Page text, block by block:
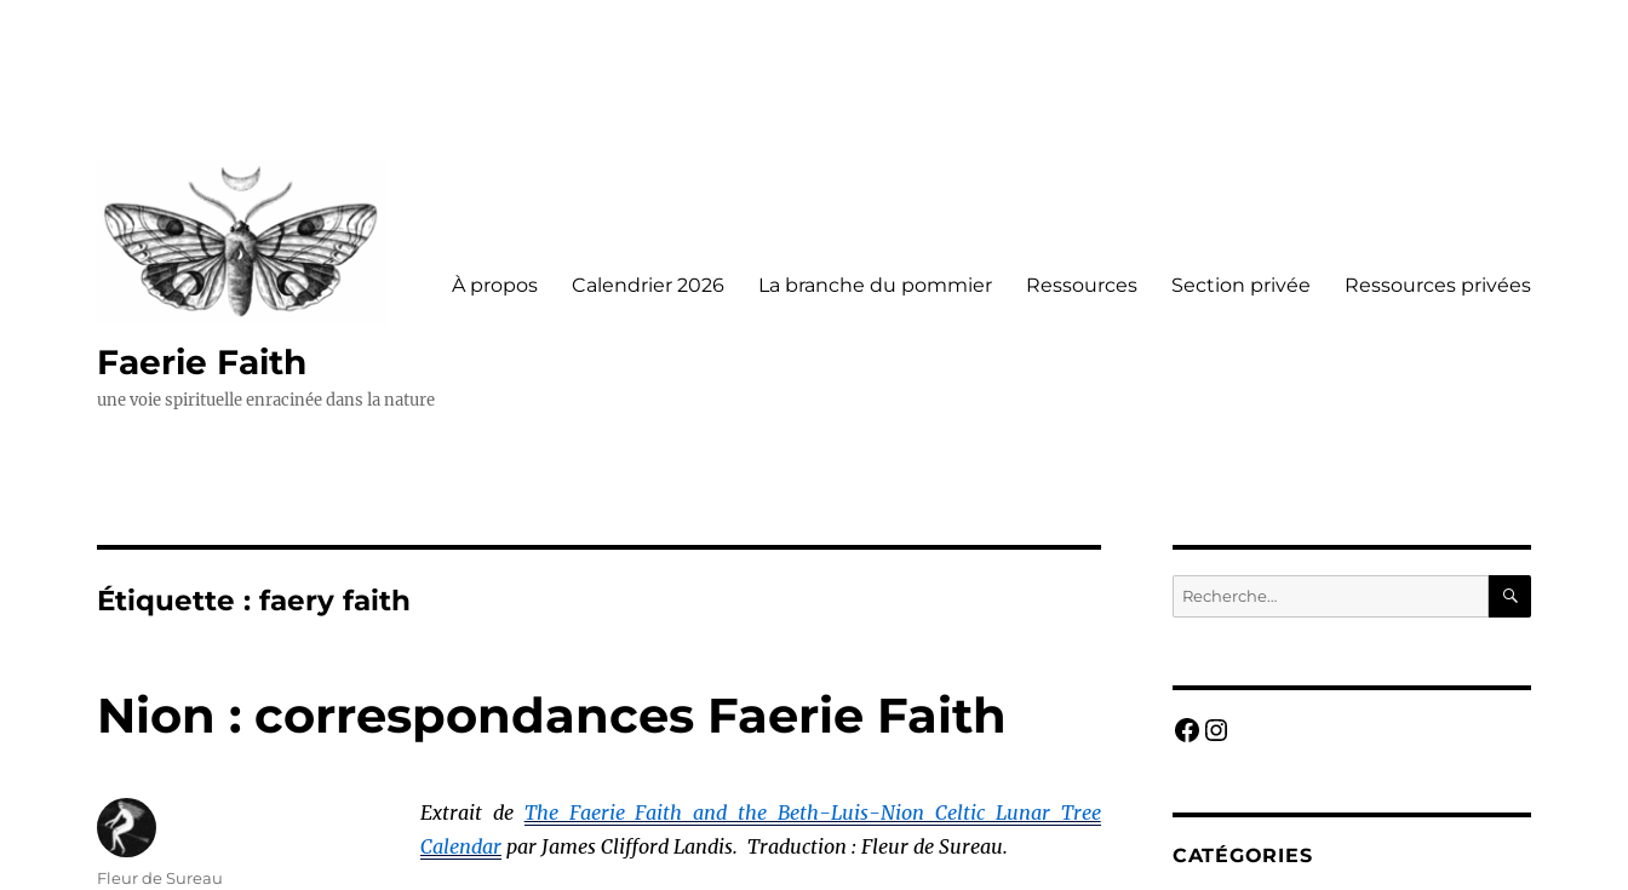
Faerie Faith
une voie spirituelle enracinée dans la nature
À propos Calendrier 2026 La branche du pommier Ressources Section privée Ressources privées
Étiquette :faery faith
Nion : correspondances Faerie Faith
Extrait de The Faerie Faith and the Beth-Luis-Nion Celtic Lunar Tree
Calendarpar James Clifford Landis. Traduction : Fleur de Sureau.
Auteur
Fleur de Sureau
Recherche
pour :
Facebook
Instagram
CATÉGORIES